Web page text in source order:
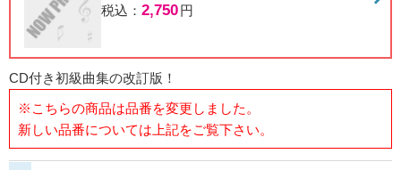
税込： 2,750円
CD付き初級曲集の改訂版！
※こちらの商品は品番を変更しました。
新しい品番については上記をご覧下さい。